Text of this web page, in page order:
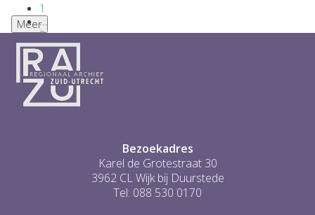
1
...
2
3
4
5
6
...
Meer
Bezoekadres
Karel de Grotestraat 30
3962 CL Wijk bij Duurstede
Tel: 088 530 0170